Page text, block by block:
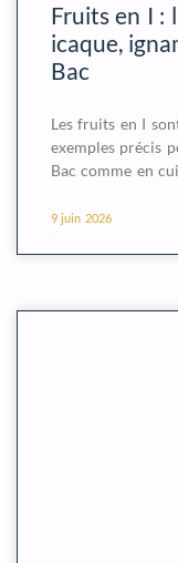
Fruits en I :
icaque,
Bac
Les fruits en I
exemples précis
Bac comme en
9 juin 2026